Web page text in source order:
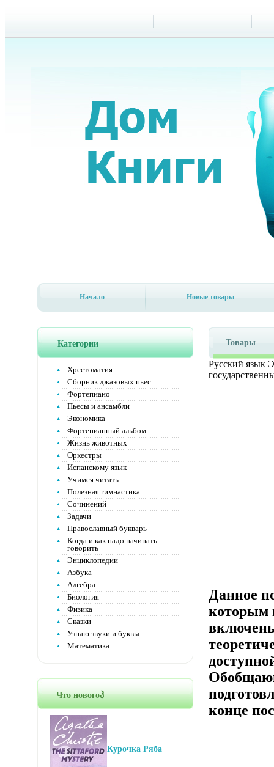
Начало Новые товары
Категории
Хрестоматия
Сборник джазовых пьес
Фортепиано
Пьесы и ансамбли
Экономика
Фортепианный альбом
Жизнь животных
Оркестры
Испанскому язык
Учимся читать
Полезная гимнастика
Сочинений
Задачи
Православный букварь
Когда и как надо начинать
говорить
Энциклопедии
Азбука
Алгебра
Биология
Физика
Сказки
Узнаю звуки и буквы
Математика
Что новогоჰ
Курочка Ряба
Товары
Русский язык
Данное
которым
конце